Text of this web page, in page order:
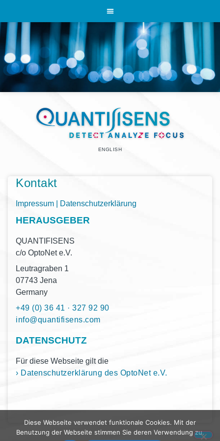
ENGLISH
Kontakt
Impressum | Datenschutzerklärung
HERAUSGEBER
QUANTIFISENS
c/o Opto­Net e.V.
Leu­tra­gra­ben 1
07743 Jena
Germany
+49 (0) 36 41 · 327 92 90
moc.snesifitnauq@ofni
DATENSCHUTZ
Für diese Web­sei­te gilt die
› Daten­schutz­er­klä­rung des Opto­Net e.V.
Diese Webseite verwendet funktionale Cookies. Mit der
Benutzung der Webseite stimmen Sie deren Verwendung zu.